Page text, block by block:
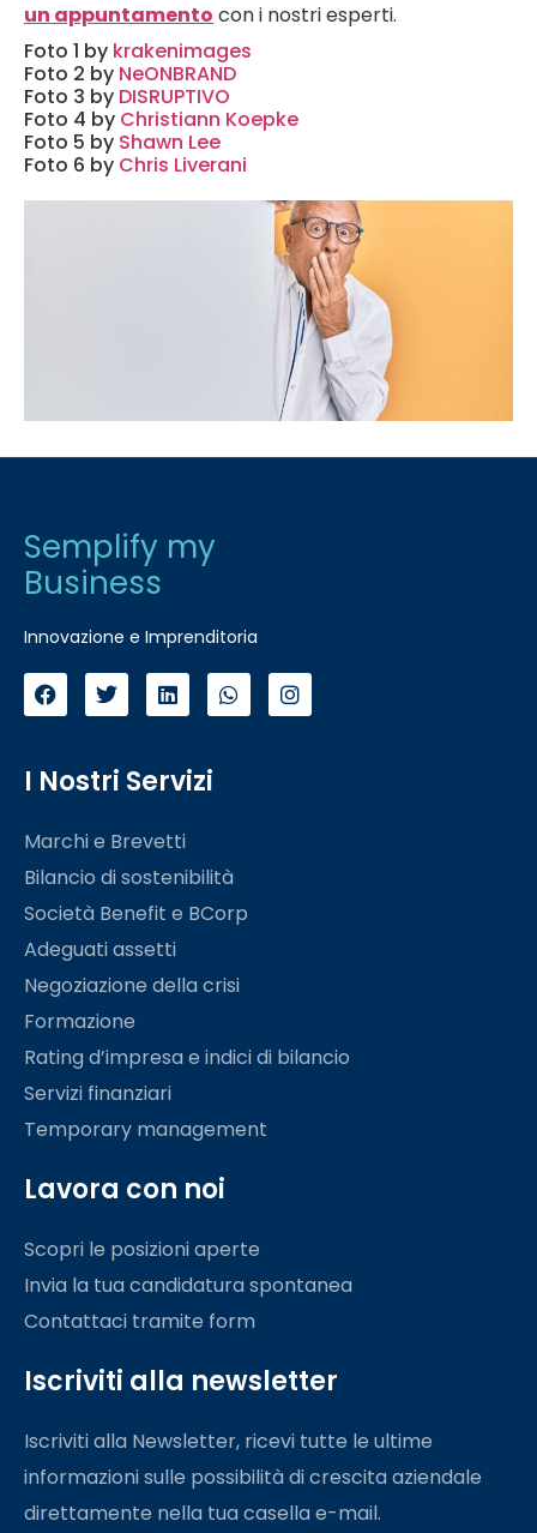
un appuntamento con i nostri esperti.
Foto 1 by krakenimages
Foto 2 by NeONBRAND
Foto 3 by DISRUPTIVO
Foto 4 by Christiann Koepke
Foto 5 by Shawn Lee
Foto 6 by Chris Liverani
Semplify my
Business
Innovazione e Imprenditoria
I Nostri Servizi
Marchi e Brevetti
Bilancio di sostenibilità
Società Benefit e BCorp
Adeguati assetti
Negoziazione della crisi
Formazione
Rating d’impresa e indici di bilancio
Servizi finanziari
Temporary management
Lavora con noi
Scopri le posizioni aperte
Invia la tua candidatura spontanea
Contattaci tramite form
Iscriviti alla newsletter
Iscriviti alla Newsletter, ricevi tutte le ultime
informazioni sulle possibilità di crescita aziendale
direttamente nella tua casella e-mail.